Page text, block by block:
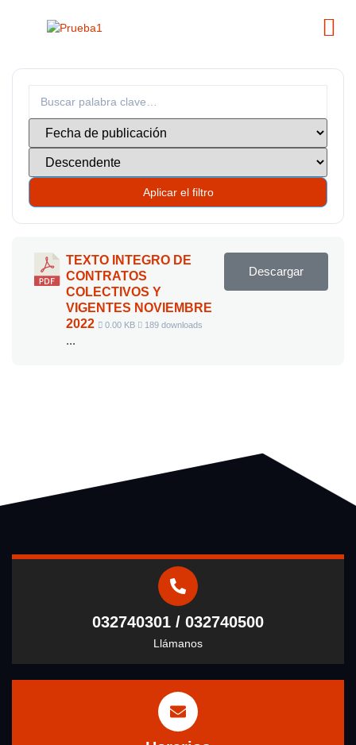
Aplicar el filtro
TEXTO INTEGRO DE
CONTRATOS
COLECTIVOS Y
VIGENTES NOVIEMBRE
2022
0.00 KB 189 downloads
...
Descargar
032740301 / 032740500
Llámanos